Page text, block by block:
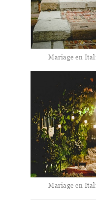
Mariage en
Mariage en